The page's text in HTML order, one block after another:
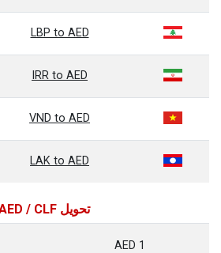
LBP to AED
IRR to AED
VND to AED
LAK to AED
تحويل AED / CLF
1 AED